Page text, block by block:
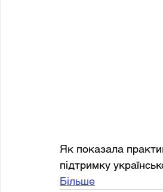
Як показала
підтримку
Більше